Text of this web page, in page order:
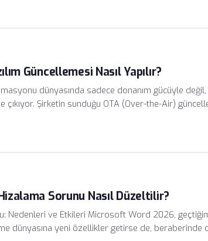
yol açar.
Güncellemesi Nasıl Yapılır?
dünyasında sadece donanım gücüyle
çıkıyor. Şirketin sunduğu OTA (Over-the-Air)
kalmaz, aynı zamanda gelişmiş yapay zeka
de sürekli güncel tutar. Güncelleme Öncesi
Sorunu Nasıl Düzeltilir?
Nedenleri ve Etkileri Microsoft Word 2026,
dünyasına yeni özellikler getirse de, beraberinde